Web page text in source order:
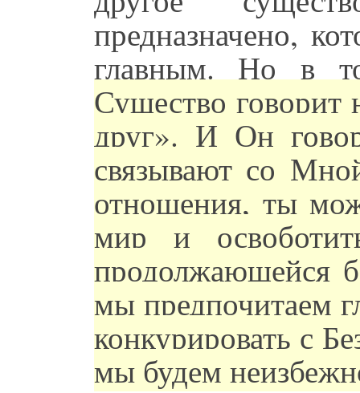
предназначено,
главным. Но в
Существо
друг». И Он
связывают со
отношения, ты
мир и
продолжающейся
мы предпочитаем
конкурировать с
мы будем